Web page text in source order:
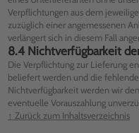
Verpflichtungen aus dem
zuzüglich einer angemessenen
verlängert sich in diesem Fall
8.4 Nichtverfügbarkeit
Die Verpflichtung zur Lieferung
beliefert werden und die
Nichtverfügbarkeit werden wir
eventuelle Vorauszahlung
↑ Zurück zum Inhaltsverzeichnis